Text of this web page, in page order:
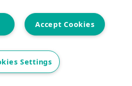
Accept Cookies
Settings